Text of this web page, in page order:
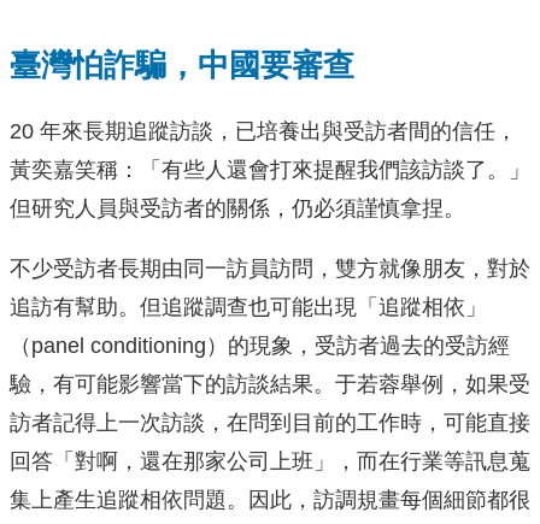
臺灣怕詐騙，中國要審查
20 年來長期追蹤訪談，已培養出與受訪者間的信任，
黃奕嘉笑稱：「有些人還會打來提醒我們該訪談了。」
但研究人員與受訪者的關係，仍必須謹慎拿捏。
不少受訪者長期由同一訪員訪問，雙方就像朋友，對於
追訪有幫助。但追蹤調查也可能出現「追蹤相依」
（panel conditioning）的現象，受訪者過去的受訪經
驗，有可能影響當下的訪談結果。于若蓉舉例，如果受
訪者記得上一次訪談，在問到目前的工作時，可能直接
回答「對啊，還在那家公司上班」，而在行業等訊息蒐
集上產生追蹤相依問題。因此，訪調規畫每個細節都很